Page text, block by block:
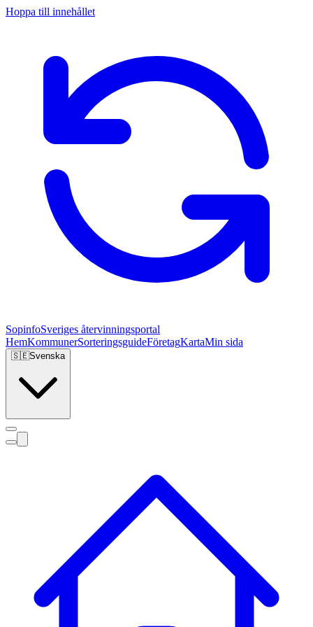
Hoppa till innehållet
SopinfoSveriges återvinningsportal
HemKommunerSorteringsguideFöretagKartaMin sida
🇸🇪Svenska